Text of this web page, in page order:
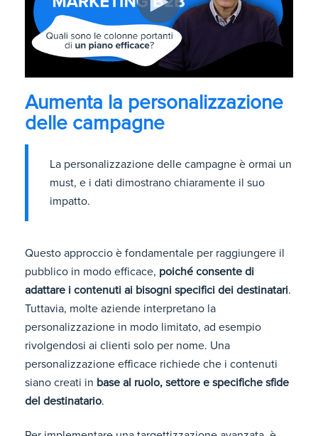
Aumenta la personalizzazione
delle campagne
La personalizzazione delle campagne è ormai un
must, e i dati dimostrano chiaramente il suo
impatto.
Questo approccio è fondamentale per raggiungere il
pubblico in modo efficace, poiché consente di
adattare i contenuti ai bisogni specifici dei destinatari.
Tuttavia, molte aziende interpretano la
personalizzazione in modo limitato, ad esempio
rivolgendosi ai clienti solo per nome. Una
personalizzazione efficace richiede che i contenuti
siano creati in base al ruolo, settore e specifiche sfide
del destinatario.